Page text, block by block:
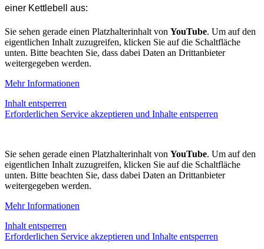
einer Kettlebell aus:
Sie sehen gerade einen Platzhalterinhalt von YouTube. Um auf den
eigentlichen Inhalt zuzugreifen, klicken Sie auf die Schaltfläche
unten. Bitte beachten Sie, dass dabei Daten an Drittanbieter
weitergegeben werden.
Mehr Informationen
Inhalt entsperren
Erforderlichen Service akzeptieren und Inhalte entsperren
Sie sehen gerade einen Platzhalterinhalt von YouTube. Um auf den
eigentlichen Inhalt zuzugreifen, klicken Sie auf die Schaltfläche
unten. Bitte beachten Sie, dass dabei Daten an Drittanbieter
weitergegeben werden.
Mehr Informationen
Inhalt entsperren
Erforderlichen Service akzeptieren und Inhalte entsperren